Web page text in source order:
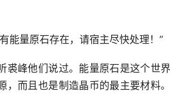
能量原石存在，请宿主尽快处理！”
裘峰他们说过。能量原石是这个世界
，而且也是制造晶币的最主要材料。